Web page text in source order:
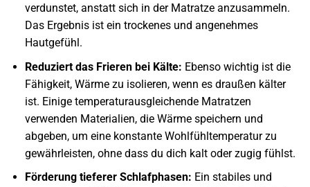
verdunstet, anstatt sich in der Matratze anzusammeln.
Das Ergebnis ist ein trockenes und angenehmes
Hautgefühl.
Reduziert das Frieren bei Kälte: Ebenso wichtig ist die
Fähigkeit, Wärme zu isolieren, wenn es draußen kälter
ist. Einige temperaturausgleichende Matratzen
verwenden Materialien, die Wärme speichern und
abgeben, um eine konstante Wohlfühltemperatur zu
gewährleisten, ohne dass du dich kalt oder zugig fühlst.
Förderung tieferer Schlafphasen: Ein stabiles und